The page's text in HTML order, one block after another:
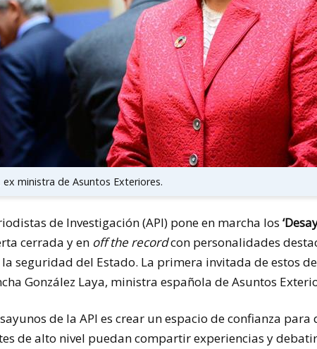
ex ministra de Asuntos Exteriores.
de Investigación (API) pone en marcha los
cerrada y en off the recordcon personalidades
seguridad del Estado. La primera invitada de estos
González Laya, ministra española de Asuntos
de la API es crear un espacio de confianza
de alto nivel puedan compartir experiencias y